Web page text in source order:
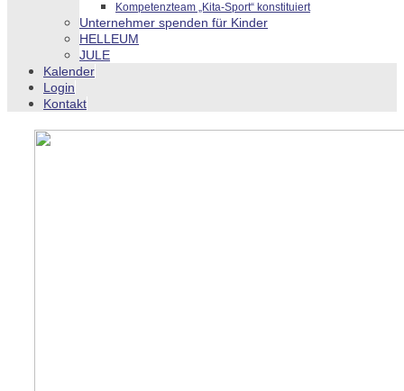
Kompetenzteam „Kita-Sport“ konstituiert
Unternehmer spenden für Kinder
HELLEUM
JULE
Kalender
Login
Kontakt